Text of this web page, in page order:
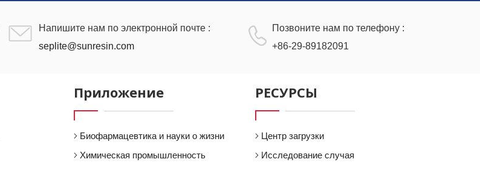
Напишите нам по электронной почте :
seplite@sunresin.com
Позвоните нам по телефону :
+86-29-89182091
Приложение
Биофармацевтика и науки о жизни
Химическая промышленность
РЕСУРСЫ
Центр загрузки
Исследование случая